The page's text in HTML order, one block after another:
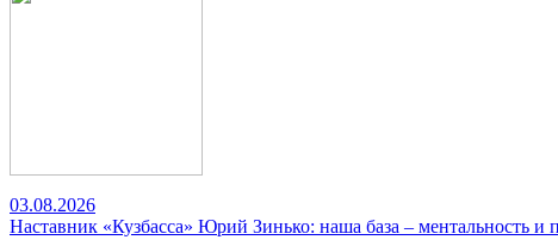
03.08.2026
Наставник «Кузбасса» Юрий Зинько: наша база – ментальность и